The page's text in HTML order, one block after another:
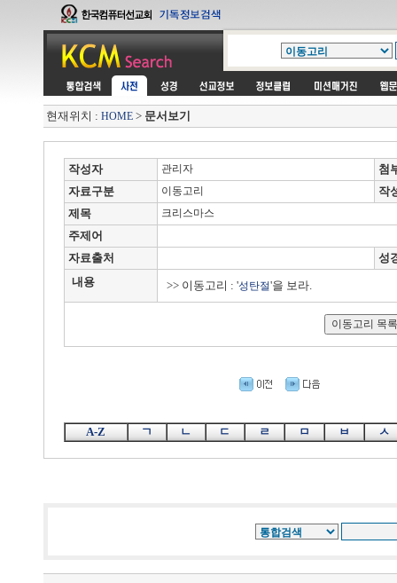
현재위치 : HOME > 문서보기
작성자 관리자
첨
자료구분
이동고리
작
제목
크리스마스
주제어
자료출처
성
내용
>> 이동고리 : '성탄절'을 보라.
A-Z ㄱ ㄴ ㄷ ㄹ ㅁ ㅂ ㅅ